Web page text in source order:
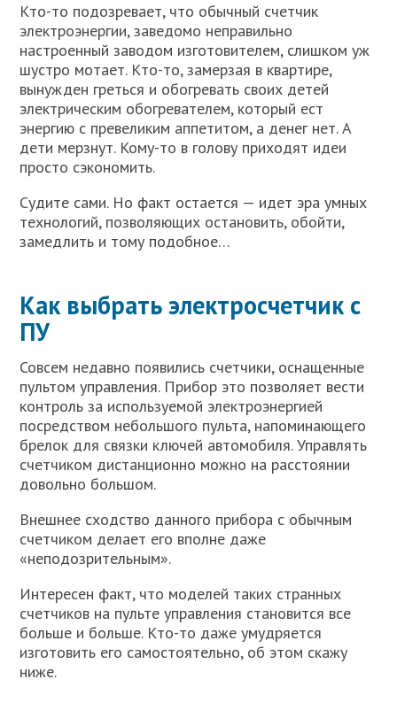
Кто-то подозревает, что обычный счетчик
электроэнергии, заведомо неправильно
настроенный заводом изготовителем, слишком уж
шустро мотает. Кто-то, замерзая в квартире,
вынужден греться и обогревать своих детей
электрическим обогревателем, который ест
энергию с превеликим аппетитом, а денег нет. А
дети мерзнут. Кому-то в голову приходят идеи
просто сэкономить.
Судите сами. Но факт остается — идет эра умных
технологий, позволяющих остановить, обойти,
замедлить и тому подобное…
Как выбрать электросчетчик с
ПУ
Совсем недавно появились счетчики, оснащенные
пультом управления. Прибор это позволяет вести
контроль за используемой электроэнергией
посредством небольшого пульта, напоминающего
брелок для связки ключей автомобиля. Управлять
счетчиком дистанционно можно на расстоянии
довольно большом.
Внешнее сходство данного прибора с обычным
счетчиком делает его вполне даже
«неподозрительным».
Интересен факт, что моделей таких странных
счетчиков на пульте управления становится все
больше и больше. Кто-то даже умудряется
изготовить его самостоятельно, об этом скажу
ниже.